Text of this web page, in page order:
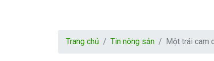
Trang chủ Tin nông sản Một trái cam